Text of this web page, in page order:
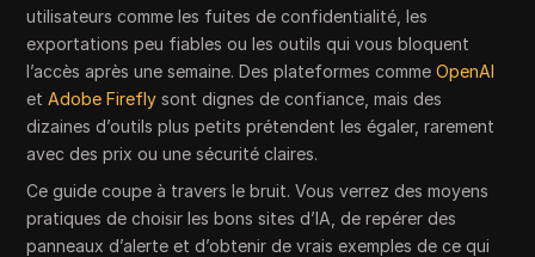
utilisateurs comme les fuites de confidentialité, les
exportations peu fiables ou les outils qui vous bloquent
l’accès après une semaine. Des plateformes commeOpenAI
etAdobe Firefly sont dignes de confiance, mais des
dizaines d’outils plus petits prétendent les égaler, rarement
avec des prix ou une sécurité claires.
Ce guide coupe à travers le bruit. Vous verrez des moyens
pratiques de choisir les bons sites d’IA, de repérer des
panneaux d’alerte et d’obtenir de vrais exemples de ce qui